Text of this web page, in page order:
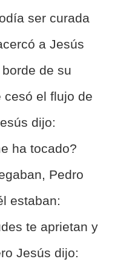
ser curada
a Jesús
de su
cesó el flujo de
dijo:
ha tocado?
Pedro
estaban:
te aprietan y
Jesús dijo: